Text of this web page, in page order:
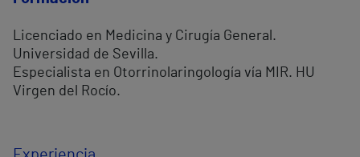
Licenciado en Medicina y Cirugía General.
Universidad de Sevilla.
Especialista en Otorrinolaringología vía MIR. HU
Virgen del Rocío.